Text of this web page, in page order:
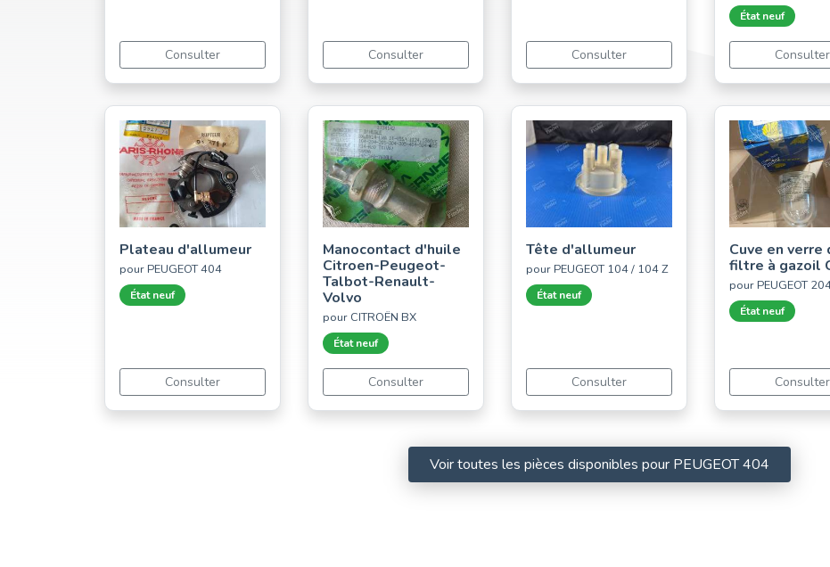
Consulter Consulter Consulter
État neuf
Consulter
Plateau d'allumeur
pour PEUGEOT 404
État neuf
Consulter
Manocontact d'huile
Citroen-Peugeot-
Talbot-Renault-
Volvo
pour CITROËN BX
État neuf
Consulter
Tête d'allumeur
pour PEUGEOT 104 / 104 Z
État neuf
Consulter
Cuve en verre
filtre à gazoil
pour PEUGEOT
État neuf
Consulter
Voir toutes les pièces disponibles pour PEUGEOT 404